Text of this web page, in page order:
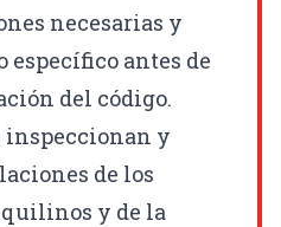
necesarias y
específico antes de
del código.
inspeccionan y
de los
y de la